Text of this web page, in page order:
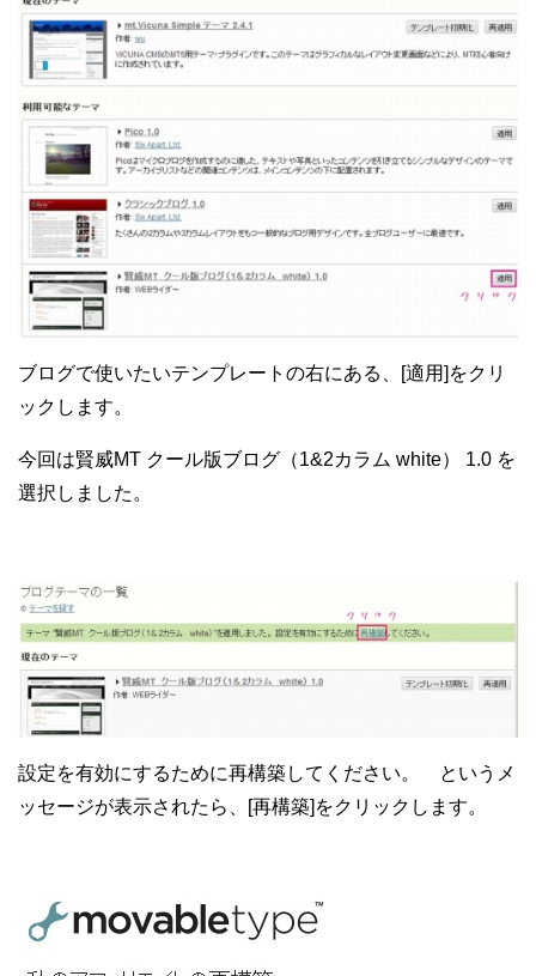
ブログで使いたいテンプレートの右にある、[適用]をクリ
ックします。
今回は賢威MT クール版ブログ（1&2カラム white） 1.0 を
選択しました。
設定を有効にするために再構築してください。 というメ
ッセージが表示されたら、[再構築]をクリックします。